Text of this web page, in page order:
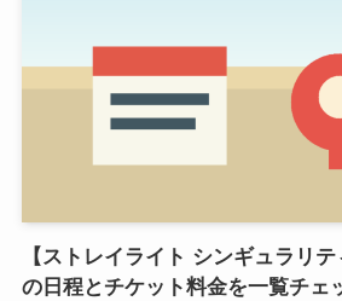
【ストレイライト シンギュラリ
の日程とチケット料金を一覧チェ